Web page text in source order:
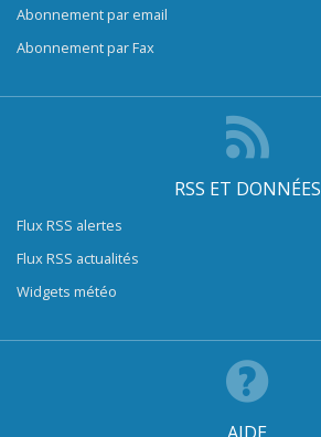
Abonnement par email
Abonnement par Fax
RSS ET DONNÉES
Flux RSS alertes
Flux RSS actualités
Widgets météo